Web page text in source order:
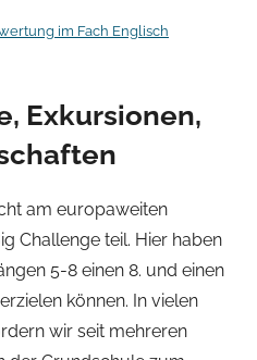
im Fach Englisch
Exkursionen,
am europaweiten
Challenge teil. Hier haben
5-8 einen 8. und einen
können. In vielen
wir seit mehreren